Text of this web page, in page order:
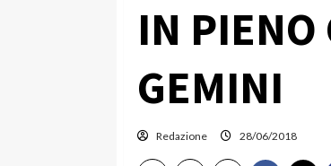
IN PIENO
GEMINI
Redazione 28/06/2018